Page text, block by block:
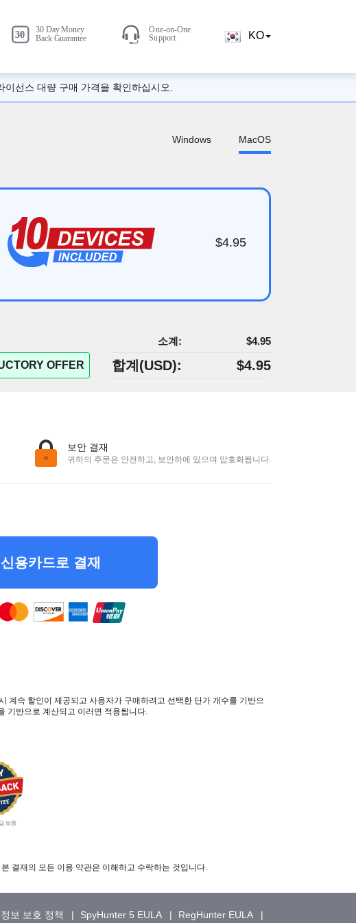
KO
선스 대량 구매 가격을 확인하십시오.
Windows MacOS
$4.95
소계: $4.95
OFFER 합계(USD): $4.95
보안 결재
귀하의 주문은 안전하고, 보안하에 있으며 암호화됩니다.
신용카드로 결재
계속 할인이 제공되고 사용자가 구매하려고 선택한 단가 개수를 기반으
기반으로 계산되고 이러면 적용됩니다.
보증
결재의 모든 이용 약관은 이해하고 수락하는 것입니다.
보 보호 정책 SpyHunter 5 EULA RegHunter EULA